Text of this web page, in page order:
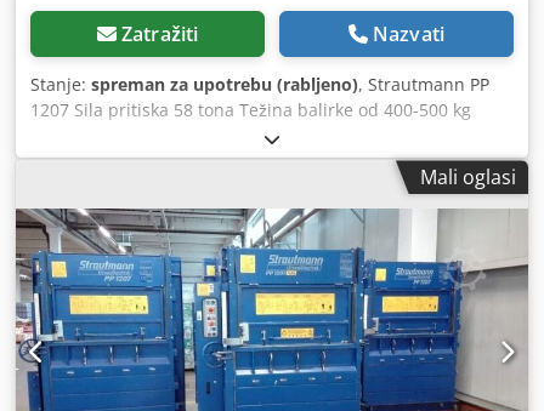
Zatražiti Nazvati
Stanje: spreman za upotrebu (rabljeno), Strautmann PP
1207 Sila pritiska 58 tona Težina balirke od 400-500 kg
ovisno o materijalu Motor 4KW Dkodpfx Asra Aq Dsfvor
Format balirke (DxŠxV): 1200 x 700 x 800 mm Otvor za
punjenje: 1145 x 430 mm Vanjske dimenzije (DxŠxV): 1844 x
1067 x 2868 mm Otvor za punjenje: 1145 x 430 mm
Transportna visina: 2500 mm Težina balirke cca. 2300 kg
Mali oglasi